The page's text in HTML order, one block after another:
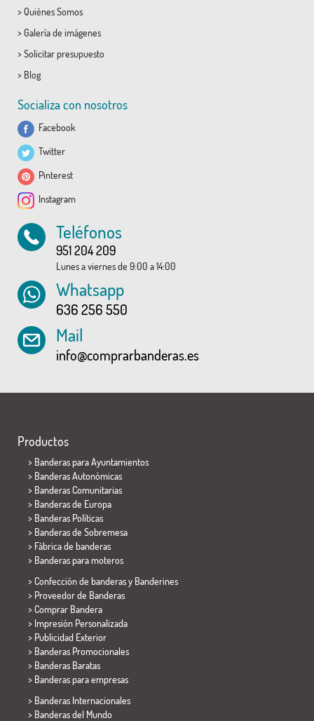
> Quiénes Somos
> Galería de imágenes
> Solicitar presupuesto
> Blog
Socializa con nosotros
Facebook
Twitter
Pinterest
Instagram
Teléfonos
951 204 209
Lunes a viernes de 9:00 a 14:00
Whatsapp
636 256 550
Mail
info@comprarbanderas.es
Productos
> Banderas para Ayuntamientos
> Banderas Autonómicas
> Banderas Comunitarias
> Banderas de Europa
> Banderas Políticas
> Banderas de Sobremesa
> Fábrica de banderas
> Banderas para moteros
> Confección de banderas y Banderines
> Proveedor de Banderas
> Comprar Bandera
> Impresión Personalizada
> Publicidad Exterior
> Banderas Promocionales
> Banderas Baratas
> Banderas para empresas
> Banderas Internacionales
> Banderas del Mundo